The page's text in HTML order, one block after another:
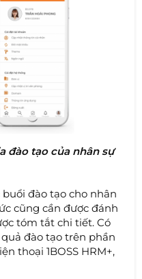
đào tạo của nhân sự
đào tạo cho nhân
cũng cần được đánh
tóm tắt chi tiết. Có
đào tạo trên phần
thoại 1BOSS HRM+,